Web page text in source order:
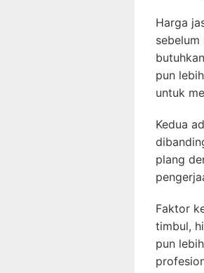
Harga
sebelum
pun
untuk
Kedua
plang
Faktor
timbul,
pun